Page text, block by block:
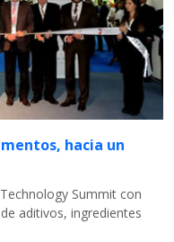
hacia un
Summit con
aditivos, ingredientes